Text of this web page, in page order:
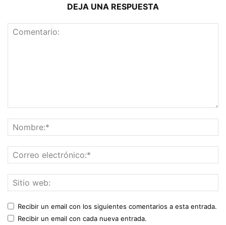
DEJA UNA RESPUESTA
Recibir un email con los siguientes comentarios a esta entrada.
Recibir un email con cada nueva entrada.